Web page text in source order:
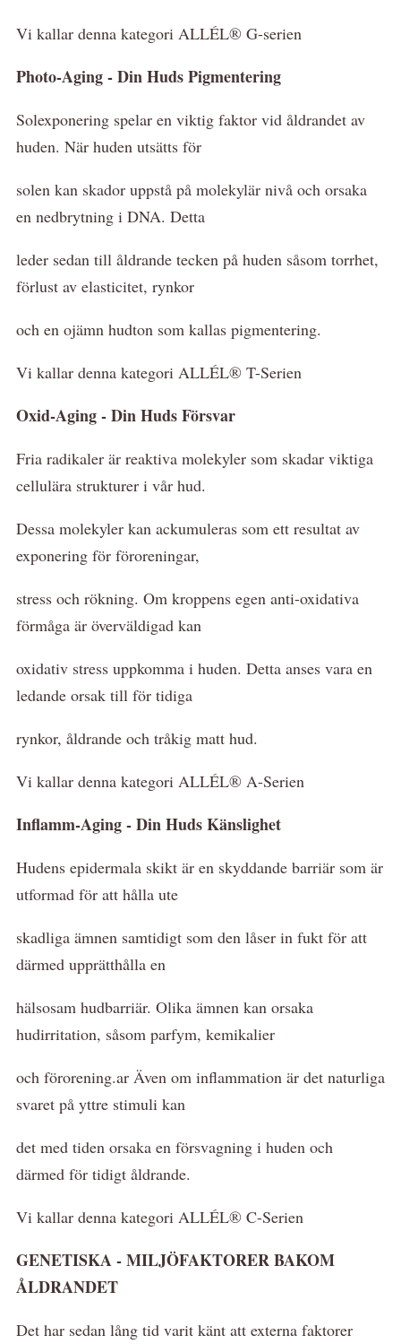
Vi kallar denna kategori ALLÉL® G-serien
Photo-Aging - Din Huds Pigmentering
Solexponering spelar en viktig faktor vid åldrandet av
huden. När huden utsätts för
solen kan skador uppstå på molekylär nivå och orsaka
en nedbrytning i DNA. Detta
leder sedan till åldrande tecken på huden såsom torrhet,
förlust av elasticitet, rynkor
och en ojämn hudton som kallas pigmentering.
Vi kallar denna kategori ALLÉL® T-Serien
Oxid-Aging - Din Huds Försvar
Fria radikaler är reaktiva molekyler som skadar viktiga
cellulära strukturer i vår hud.
Dessa molekyler kan ackumuleras som ett resultat av
exponering för föroreningar,
stress och rökning. Om kroppens egen anti-oxidativa
förmåga är överväldigad kan
oxidativ stress uppkomma i huden. Detta anses vara en
ledande orsak till för tidiga
rynkor, åldrande och tråkig matt hud.
Vi kallar denna kategori ALLÉL® A-Serien
Inflamm-Aging - Din Huds Känslighet
Hudens epidermala skikt är en skyddande barriär som är
utformad för att hålla ute
skadliga ämnen samtidigt som den låser in fukt för att
därmed upprätthålla en
hälsosam hudbarriär. Olika ämnen kan orsaka
hudirritation, såsom parfym, kemikalier
och förorening.ar Även om inflammation är det naturliga
svaret på yttre stimuli kan
det med tiden orsaka en försvagning i huden och
därmed för tidigt åldrande.
Vi kallar denna kategori ALLÉL® C-Serien
GENETISKA - MILJÖFAKTORER BAKOM
ÅLDRANDET
Det har sedan lång tid varit känt att externa faktorer